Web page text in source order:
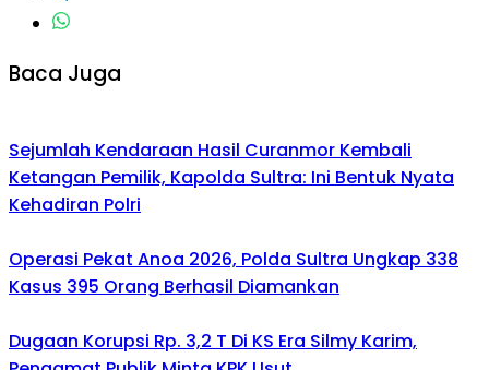
Baca Juga
Sejumlah Kendaraan Hasil Curanmor Kembali
Ketangan Pemilik, Kapolda Sultra: Ini Bentuk Nyata
Kehadiran Polri
Operasi Pekat Anoa 2026, Polda Sultra Ungkap 338
Kasus 395 Orang Berhasil Diamankan
Dugaan Korupsi Rp. 3,2 T Di KS Era Silmy Karim,